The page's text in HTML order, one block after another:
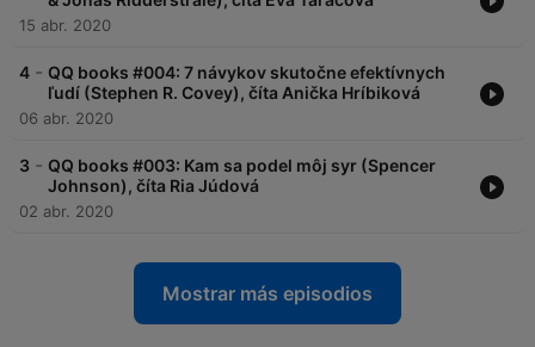
15 abr. 2020
4 - QQ books #004: 7 návykov skutočne efektívnych
ľudí (Stephen R. Covey), číta Anička Hríbiková
06 abr. 2020
3 - QQ books #003: Kam sa podel môj syr (Spencer
Johnson), číta Ria Júdová
02 abr. 2020
Mostrar más episodios